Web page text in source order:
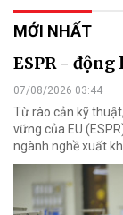
MỚI NHẤT
ESPR -
07/08/2026 03:44
Từ rào cản kỹ
vững của EU
ngành nghề xuất